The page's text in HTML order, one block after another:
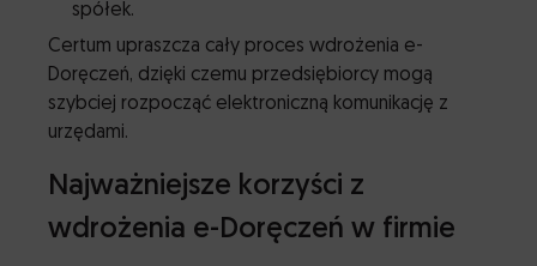
spółek.
Certum upraszcza cały proces wdrożenia e-
Doręczeń, dzięki czemu przedsiębiorcy mogą
szybciej rozpocząć elektroniczną komunikację z
urzędami.
Najważniejsze korzyści z
wdrożenia e-Doręczeń w firmie